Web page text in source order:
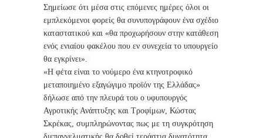
Σημείωσε ότι μέσα στις επόμενες ημέρες όλοι οι
εμπλεκόμενοι φορείς θα συνυπογράφουν ένα σχέδιο
καταστατικού και «θα προχωρήσουν στην κατάθεση
ενός ενιαίου φακέλου που εν συνεχεία το υπουργείο
θα εγκρίνει».
«Η φέτα είναι το νούμερο ένα κτηνοτροφικό
μεταποιημένο εξαγώγιμο προϊόν της Ελλάδας»
δήλωσε από την πλευρά του ο υφυπουργός
Αγροτικής Ανάπτυξης και Τροφίμων, Κώστας
Σκρέκας, συμπληρώνοντας πως με τη συγκρότηση